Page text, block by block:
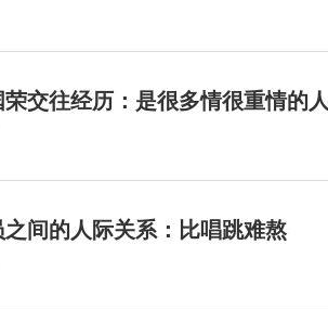
交往经历：是很多情很重情的人
间的人际关系：比唱跳难熬